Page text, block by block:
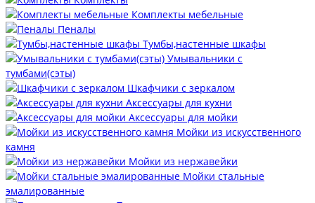
Комплекты мебельные
Пеналы
Тумбы,настенные шкафы
Умывальники с
тумбами(сэты)
Шкафчики с зеркалом
Аксессуары для кухни
Аксессуары для мойки
Мойки из искусственного
камня
Мойки из нержавейки
Мойки стальные
эмалированные